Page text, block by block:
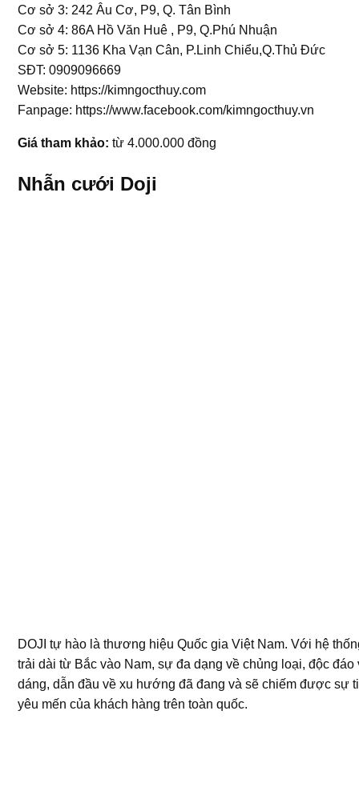
Cơ sở 3: 242 Âu Cơ, P9, Q. Tân Bình
Cơ sở 4: 86A Hồ Văn Huê , P9, Q.Phú Nhuận
Cơ sở 5: 1136 Kha Vạn Cân, P.Linh Chiểu,Q.Thủ Đức
SĐT: 0909096669
Website: https://kimngocthuy.com
Fanpage: https://www.facebook.com/kimngocthuy.vn
Giá tham khảo: từ 4.000.000 đồng
Nhẫn cưới Doji
DOJI tự hào là thương hiệu Quốc gia Việt Nam. Với hệ
trải dài từ Bắc vào Nam, sự đa dạng về chủng loại, độc đáo
dáng, dẫn đầu về xu hướng đã đang và sẽ chiếm được sự
yêu mến của khách hàng trên toàn quốc.